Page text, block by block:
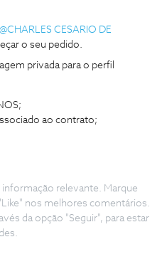
@CHARLES CESARIO DE
o seu pedido.
privada para o perfil
ao contrato;
relevante. Marque
nos melhores comentários.
da opção "Seguir", para estar